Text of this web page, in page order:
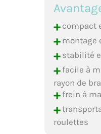
+compact
+montage
+stabilité
+facile à
rayon de
+frein à
+
roulettes